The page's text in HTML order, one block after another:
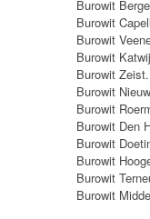
Burowit
Burowit
Burowit
Burowit
Burowit Zeist.
Burowit
Burowit
Burowit Den
Burowit
Burowit
Burowit
Burowit